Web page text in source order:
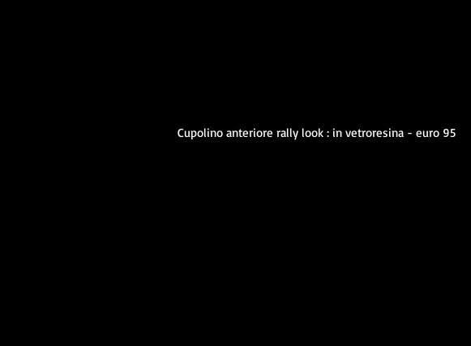
Cupolino anteriore rally look : in vetroresina - euro 95